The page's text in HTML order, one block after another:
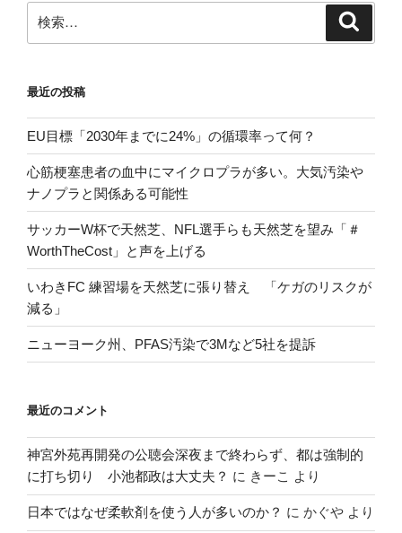
ン
索:
最近の投稿
EU目標「2030年までに24%」の循環率って何？
心筋梗塞患者の血中にマイクロプラが多い。大気汚染や
ナノプラと関係ある可能性
サッカーW杯で天然芝、NFL選手らも天然芝を望み「＃
WorthTheCost」と声を上げる
いわきFC 練習場を天然芝に張り替え 「ケガのリスクが
減る」
ニューヨーク州、PFAS汚染で3Mなど5社を提訴
最近のコメント
神宮外苑再開発の公聴会深夜まで終わらず、都は強制的
に打ち切り 小池都政は大丈夫？ に きーこ より
日本ではなぜ柔軟剤を使う人が多いのか？ に かぐや より